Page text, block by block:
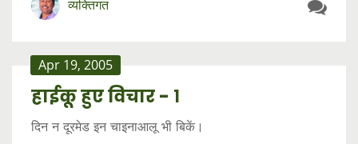
व्यक्तिगत
Apr 19, 2005
हाईकू हुए विचार -‍ १
दिन न दूरमेड इन चाइनाआलू भी बिकें।